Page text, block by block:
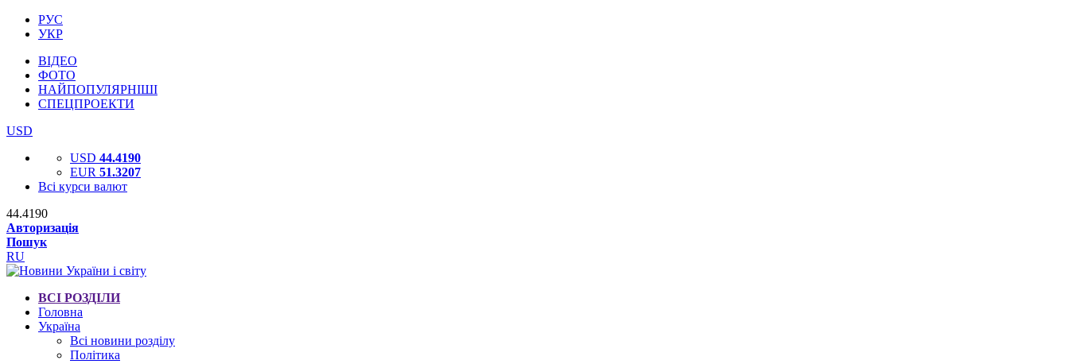
РУС
УКР
ВІДЕО
ФОТО
НАЙПОПУЛЯРНІШІ
СПЕЦПРОЕКТИ
USD
USD 44.4190
EUR 51.3207
Всі курси валют
44.4190
Авторизація
Пошук
RU
ВСІ РОЗДІЛИ
Головна
Україна
Всі новини розділу
Політика